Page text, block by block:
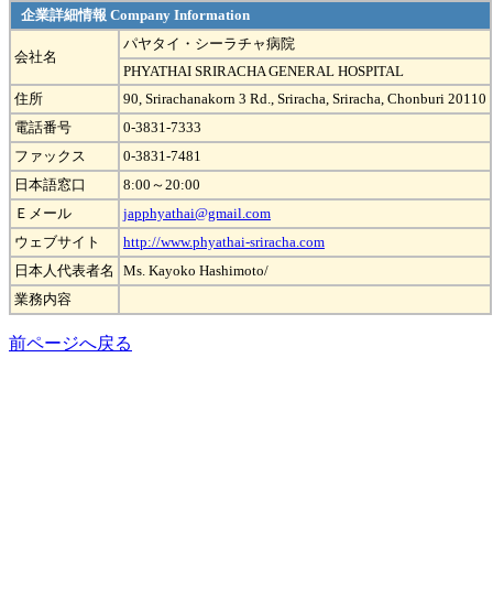
企業詳細情報 Company Information
会社名
パヤタイ・シーラチャ病院
PHYATHAI SRIRACHA GENERAL HOSPITAL
住所
90, Srirachanakorn 3 Rd., Sriracha, Sriracha, Chonburi 20110
電話番号
0-3831-7333
ファックス
0-3831-7481
日本語窓口
8:00～20:00
Ｅメール
japphyathai@gmail.com
ウェブサイト
http://www.phyathai-sriracha.com
日本人代表者名
Ms. Kayoko Hashimoto/
業務内容
前ページへ戻る